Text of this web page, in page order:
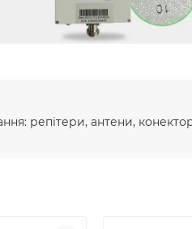
репітери, антени,